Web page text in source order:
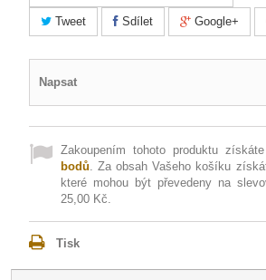
Tweet Sdílet Google+
Napsat
Zakoupením tohoto produktu
bodů. Za obsah Vašeho košíku
které mohou být převedeny na
25,00 Kč.
Tisk